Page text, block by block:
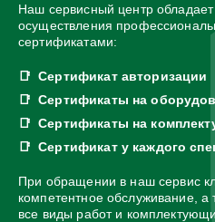
Наш сервисный центр
осуществления
сертификатами:
Сертификат авторизации
Сертификаты на
Сертификаты на
Сертификат у каждого
При обращении в наш сервис
компетентное обслуживание, а
все виды работ и